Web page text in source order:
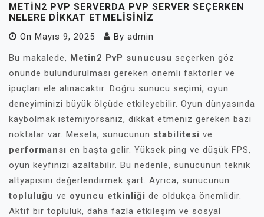
METIN2 PVP SERVERDA PVP SERVER SEÇERKEN
NELERE DIKKAT ETMELISINIZ
On Mayıs 9, 2025 By admin
Bu makalede, Metin2 PvP sunucusu seçerken göz
önünde bulundurulması gereken önemli faktörler ve
ipuçları ele alınacaktır. Doğru sunucu seçimi, oyun
deneyiminizi büyük ölçüde etkileyebilir. Oyun dünyasında
kaybolmak istemiyorsanız, dikkat etmeniz gereken bazı
noktalar var. Mesela, sunucunun stabilitesi ve
performansı en başta gelir. Yüksek ping ve düşük FPS,
oyun keyfinizi azaltabilir. Bu nedenle, sunucunun teknik
altyapısını değerlendirmek şart. Ayrıca, sunucunun
topluluğu ve oyuncu etkinliği de oldukça önemlidir.
Aktif bir topluluk, daha fazla etkileşim ve sosyal